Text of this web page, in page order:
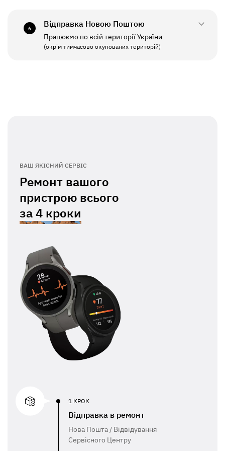
ПН - ПТ
СБ - НД
11:00 - 19:00
6 Відправка Новою Поштою
Працюємо по всій території України
(окрім тимчасово окупованих територій)
ВАШ ЯКІСНИЙ СЕРВІС
Ремонт вашого
пристрою всього
за4 кроки
1 КРОК
Відправка в ремонт
Нова Пошта / Відвідування
Сервісного Центру